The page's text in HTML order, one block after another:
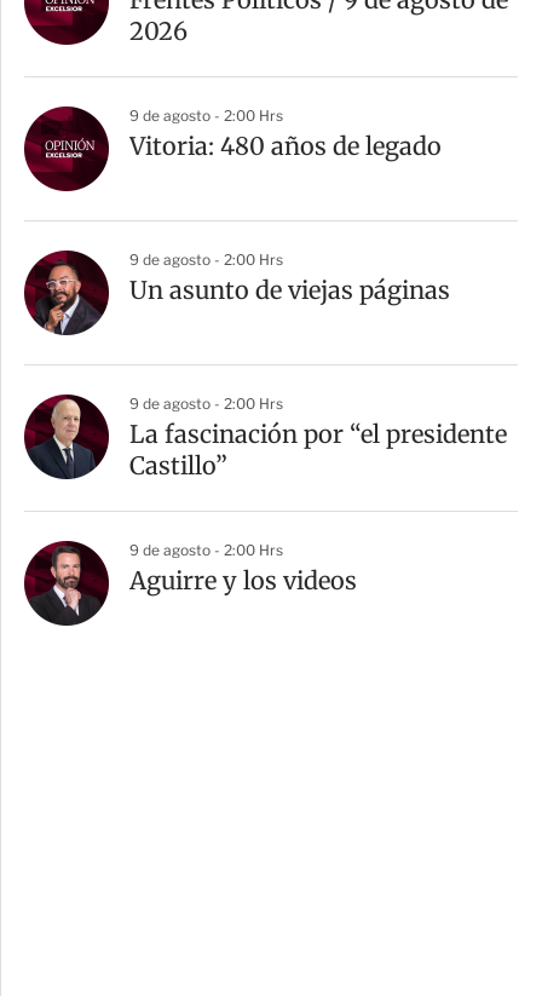
2026
9 de agosto - 2:00 Hrs
Vitoria: 480 años de legado
9 de agosto - 2:00 Hrs
Un asunto de viejas páginas
9 de agosto - 2:00 Hrs
La fascinación por “el presidente
Castillo”
9 de agosto - 2:00 Hrs
Aguirre y los videos